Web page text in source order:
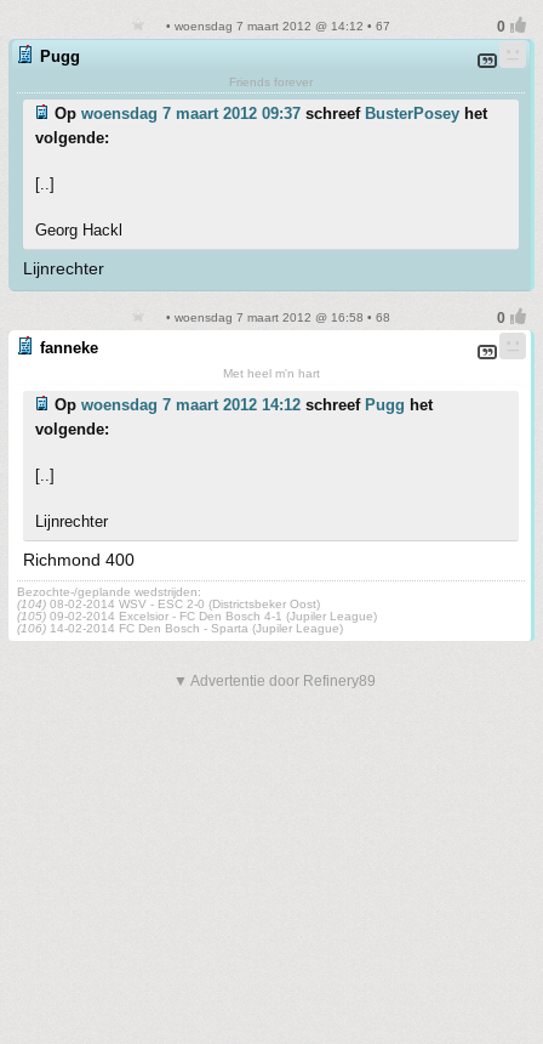
• woensdag 7 maart 2012 @ 14:12 • 67
Pugg
Friends forever
Op woensdag 7 maart 2012 09:37 schreef BusterPosey het
volgende:
[..]
Georg Hackl
Lijnrechter
• woensdag 7 maart 2012 @ 16:58 • 68
fanneke
Met heel m'n hart
Op woensdag 7 maart 2012 14:12 schreef Pugg het
volgende:
[..]
Lijnrechter
Richmond 400
Bezochte-/geplande wedstrijden:
(104) 08-02-2014 WSV - ESC 2-0 (Districtsbeker Oost)
(105) 09-02-2014 Excelsior - FC Den Bosch 4-1 (Jupiler League)
(106) 14-02-2014 FC Den Bosch - Sparta (Jupiler League)
▼ Advertentie door Refinery89